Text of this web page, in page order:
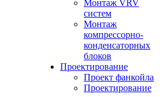
Монтаж VRV
систем
Монтаж
компрессорно-
конденсаторных
блоков
Проектирование
Проект фанкойла
Проектирование